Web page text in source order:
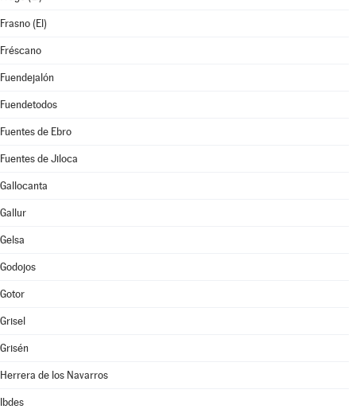
Frasno (El)
Fréscano
Fuendejalón
Fuendetodos
Fuentes de Ebro
Fuentes de Jiloca
Gallocanta
Gallur
Gelsa
Godojos
Gotor
Grisel
Grisén
Herrera de los Navarros
Ibdes